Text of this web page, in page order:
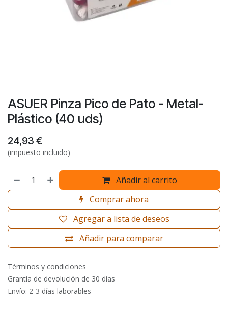
ASUER Pinza Pico de Pato - Metal-
Plástico (40 uds)
24,93 €
(impuesto incluido)
Añadir al carrito
Comprar ahora
Añadir para comparar
Agregar a lista de deseos
Términos y condiciones
Grantía de devolución de 30 días
Envío: 2-3 días laborables